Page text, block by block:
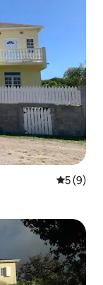
Średnia
5 (9)